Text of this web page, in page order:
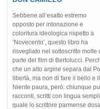
Sebbene all’esatto estremo
opposto per intonazione e
coloritura ideologica rispetto a
‘Novecento’, questo libro ha
risvegliato nel sottoscritto
parte del film di Bertolucci.
che un alto argine separa dal
libertà, ma non di fare il bello e
Niente paura, però: chiunque
racconti, scritti con lingua
quale lo scrittore parmense